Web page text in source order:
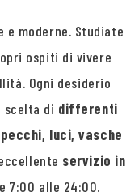
e moderne. Studiate
ospiti di vivere
Ogni desiderio
scelta di differenti
luci, vasche
servizio in
7:00 alle 24:00.